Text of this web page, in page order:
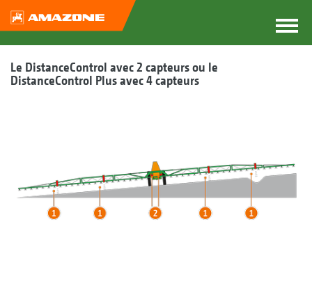
Le DistanceControl avec 2 capteurs ou le
DistanceControl Plus avec 4 capteurs